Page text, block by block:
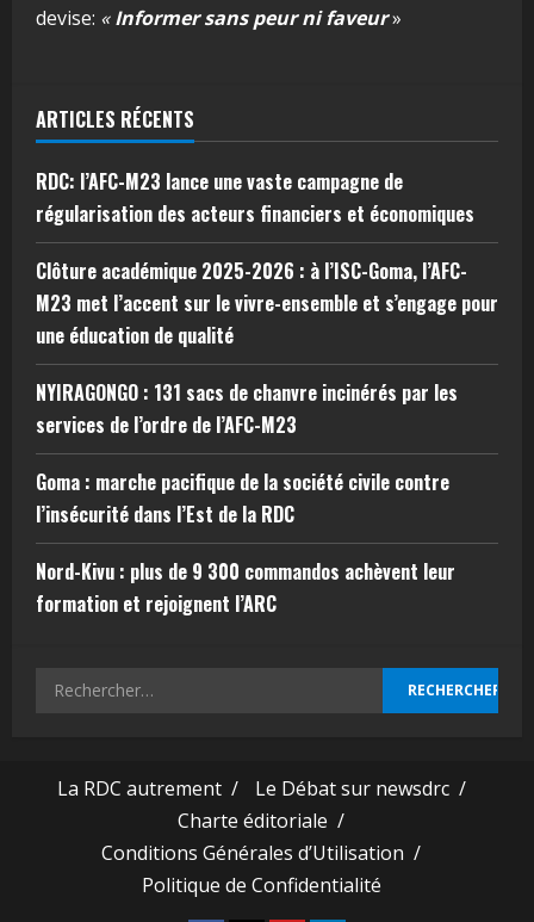
devise: «Informer sans peur ni faveur»
ARTICLES RÉCENTS
RDC: l’AFC-M23 lance une vaste campagne de
régularisation des acteurs financiers et économiques
Clôture académique 2025-2026 : à l’ISC-Goma, l’AFC-
M23 met l’accent sur le vivre-ensemble et s’engage pour
une éducation de qualité
NYIRAGONGO : 131 sacs de chanvre incinérés par les
services de l’ordre de l’AFC-M23
Goma : marche pacifique de la société civile contre
l’insécurité dans l’Est de la RDC
Nord-Kivu : plus de 9 300 commandos achèvent leur
formation et rejoignent l’ARC
La RDC autrement /
Le Débat sur newsdrc /
Charte éditoriale /
Conditions Générales d’Utilisation /
Politique de Confidentialité